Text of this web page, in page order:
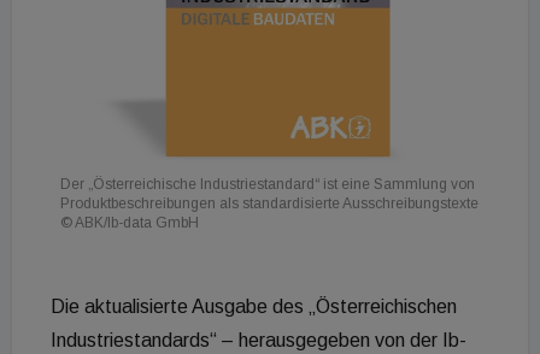
Der „Österreichische Industriestandard“ ist eine Sammlung von
Produktbeschreibungen als standardisierte Ausschreibungstexte
© ABK/Ib-data GmbH
Die aktualisierte Ausgabe des „Österreichischen
Industriestandards“ – herausgegeben von der Ib-